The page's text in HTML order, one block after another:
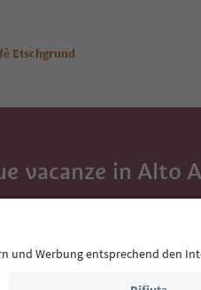
Etschgrund
vacanze in Alto